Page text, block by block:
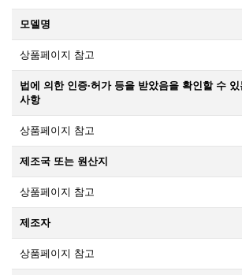
모델명
상품페이지 참고
법에 의한 인증·허가 등을 받았음을 확인할 수
사항
상품페이지 참고
제조국 또는 원산지
상품페이지 참고
제조자
상품페이지 참고